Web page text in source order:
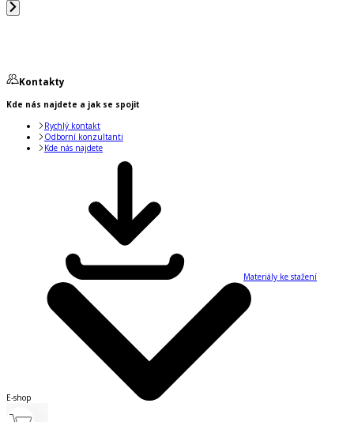
Kontakty
Kde nás najdete a jak se spojit
Rychlý kontakt
Odborní konzultanti
Kde nás najdete
Materiály ke stažení
E-shop